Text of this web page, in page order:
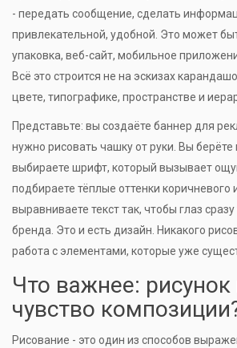
- передать сообщение, сделать
привлекательной, удобной. Это может
упаковка, веб-сайт, мобильное
Всё это строится не на эскизах
цвете, типографике, пространстве и
Представьте: вы создаёте баннер для
нужно рисовать чашку от руки. Вы берёте
выбираете шрифт, который вызывает
подбираете тёплые оттенки коричневого
выравниваете текст так, чтобы глаз
бренда. Это и есть дизайн. Никакого
работа с элементами, которые уже
Что важнее: рисунок
чувство
Рисование - это один из способов